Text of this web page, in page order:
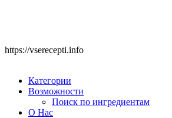
https://vserecepti.info
Категории
Возможности
Поиск по ингредиентам
О Нас